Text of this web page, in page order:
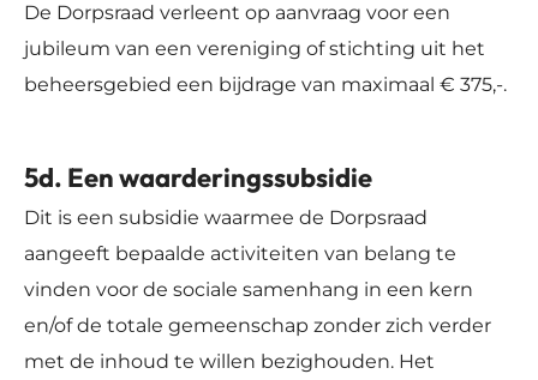
De Dorpsraad verleent op aanvraag voor een
jubileum van een vereniging of stichting uit het
beheersgebied een bijdrage van maximaal € 375,-.
5d. Een waarderingssubsidie
Dit is een subsidie waarmee de Dorpsraad
aangeeft bepaalde activiteiten van belang te
vinden voor de sociale samenhang in een kern
en/of de totale gemeenschap zonder zich verder
met de inhoud te willen bezighouden. Het